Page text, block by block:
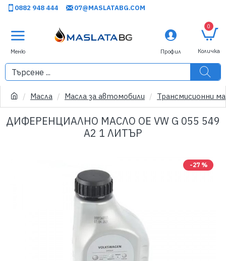
0882 948 444 07@MASLATABG.COM
0
Масла Масла за автомобили Трансмисионни
ДИФЕРЕНЦИАЛНО МАСЛО OE VW G 055 549
A2 1 ЛИТЪР
-27 %